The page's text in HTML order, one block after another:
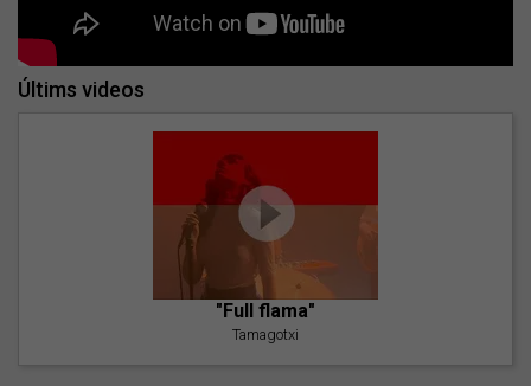
Últims videos
"Full flama"
Tamagotxi